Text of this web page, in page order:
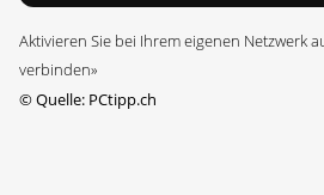
Aktivieren Sie bei Ihrem eigenen Netzwerk
verbinden»
©Quelle: PCtipp.ch